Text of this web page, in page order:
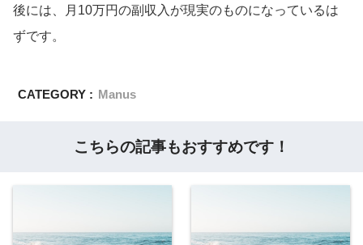
後には、月10万円の副収入が現実のものになっているは
ずです。
CATEGORY : Manus
こちらの記事もおすすめです！